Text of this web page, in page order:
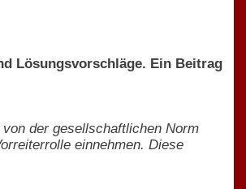
Lösungsvorschläge. Ein Beitrag
der gesellschaftlichen Norm
einnehmen. Diese